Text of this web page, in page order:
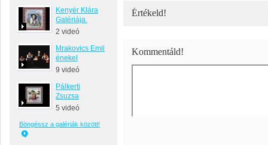
Kenyér Klára
Galériája.
2 videó
Mrakovics Emil
énekel
9 videó
Pálkerti
Zsuzsa
5 videó
Böngéssz a galériák között!
Értékeld!
Kommentáld!